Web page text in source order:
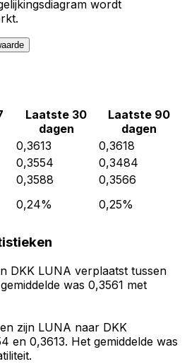
wordt
Laatste 30
dagen
Laatste 90
dagen
0,3613
0,3618
0,3554
0,3484
0,3588
0,3566
0,24% 0,25%
DKK LUNA verplaatst tussen
was 0,3561 met
zijn LUNA naar DKK
en 0,3613. Het gemiddelde was